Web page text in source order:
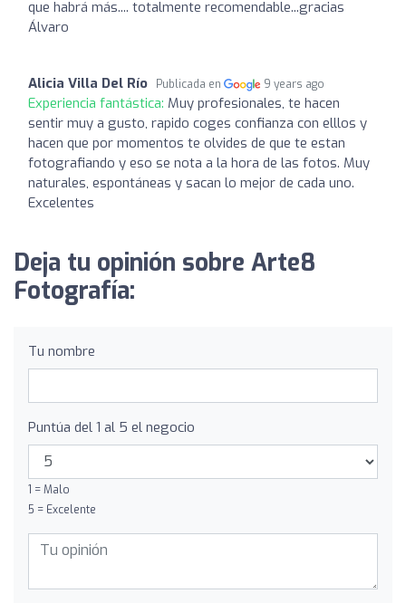
que habrá más.... totalmente recomendable...gracias
Álvaro
Alicia Villa Del Río Publicada en 9 years ago
Experiencia fantástica: Muy profesionales, te hacen
sentir muy a gusto, rapido coges confianza con elllos y
hacen que por momentos te olvides de que te estan
fotografiando y eso se nota a la hora de las fotos. Muy
naturales, espontáneas y sacan lo mejor de cada uno.
Excelentes
Deja tu opinión sobre Arte8
Fotografía:
Tu nombre
Puntúa del 1 al 5 el negocio
1 = Malo
5 = Excelente